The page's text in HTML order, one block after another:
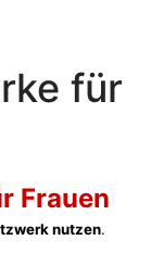
für
Frauen
nutzen.